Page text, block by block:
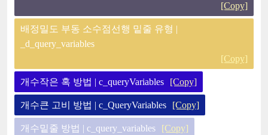
[Copy]
배정밀도 부동 소수점선행 밑줄 유형 |
_d_query_variables
[Copy]
개수작은 혹 방법 | c_queryVariables [Copy]
개수큰 고비 방법 | c_QueryVariables [Copy]
개수밑줄 방법 | c_query_variables [Copy]